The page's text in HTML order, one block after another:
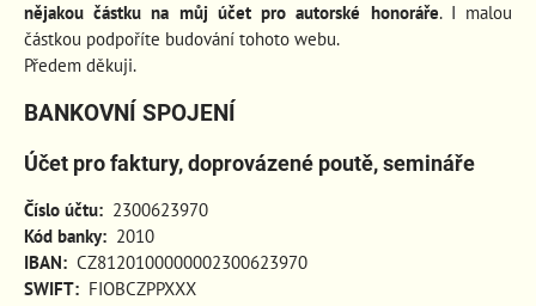
nějakou částku na můj účet pro autorské honoráře. I malou
částkou podpoříte budování tohoto webu.
Předem děkuji.
BANKOVNÍ SPOJENÍ
Účet pro faktury, doprovázené poutě, semináře
Číslo účtu: 2300623970
Kód banky: 2010
IBAN: CZ8120100000002300623970
SWIFT: FIOBCZPPXXX